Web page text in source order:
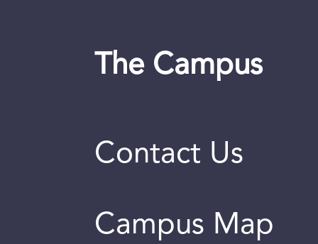
The Campus
Contact Us
Campus Map